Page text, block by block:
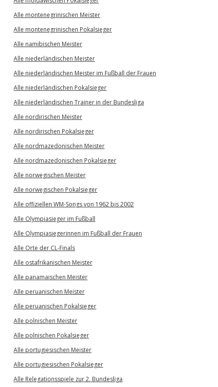
Alle montenegrinischen Meister
Alle montenegrinischen Pokalsieger
Alle namibischen Meister
Alle niederländischen Meister
Alle niederländischen Meister im Fußball der Frauen
Alle niederländischen Pokalsieger
Alle niederländischen Trainer in der Bundesliga
Alle nordirischen Meister
Alle nordirischen Pokalsieger
Alle nordmazedonischen Meister
Alle nordmazedonischen Pokalsieger
Alle norwegischen Meister
Alle norwegischen Pokalsieger
Alle offiziellen WM-Songs von 1962 bis 2002
Alle Olympiasieger im Fußball
Alle Olympiasiegerinnen im Fußball der Frauen
Alle Orte der CL-Finals
Alle ostafrikanischen Meister
Alle panamaischen Meister
Alle peruanischen Meister
Alle peruanischen Pokalsieger
Alle polnischen Meister
Alle polnischen Pokalsieger
Alle portugiesischen Meister
Alle portugiesischen Pokalsieger
Alle Relegationsspiele zur 2. Bundesliga